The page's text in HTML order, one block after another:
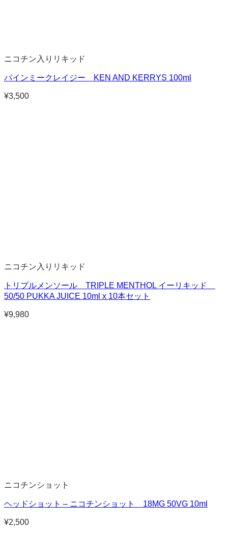
ニコチン入りリキッド
パインミークレイジー KEN AND KERRYS 100ml
¥3,500
ニコチン入りリキッド
トリプルメンソール TRIPLE MENTHOL イーリキッド
50/50 PUKKA JUICE 10ml x 10本セット
¥9,980
ニコチンショット
ヘッドショット – ニコチンショット 18MG 50VG 10ml
¥2,500